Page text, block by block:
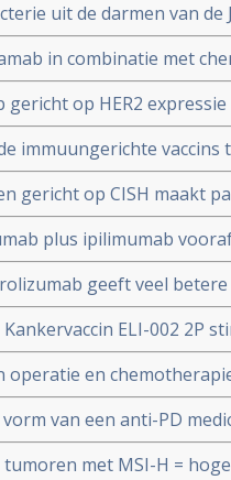
uit de darmen van
muizen met
remissies en
in combinatie met
uitstekende
maag- en
op HER2
behandeling bij
van leven omdat
immuungerichte vaccins
van erfelijke kanker bij
gericht op CISH maakt
gevoelig voor
plus ipilimumab
waarden van
blijkt zeer effectief.
geeft veel
op 2 jaars meting) dan
- of afwijkendeELI-002 2P
ongevoelige
tijd bij patienten
en
en met tumoren op
van een anti-PD
rectumkanker met
meer nodig.
met MSI-H =